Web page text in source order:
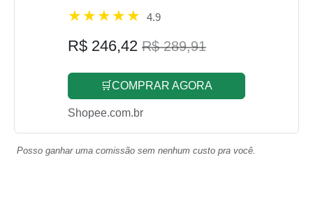
4.9
R$ 246,42 R$ 289,91
🛒COMPRAR AGORA
Shopee.com.br
Posso ganhar uma comissão sem nenhum custo pra você.